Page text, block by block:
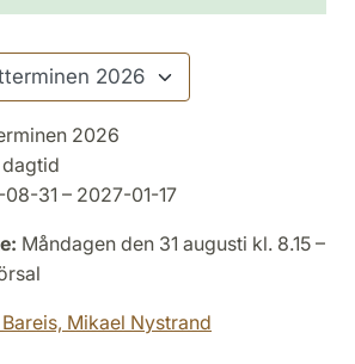
2026
31 – 2027-01-17
Måndagen den 31 augusti kl. 8.15 –
Mikael Nystrand